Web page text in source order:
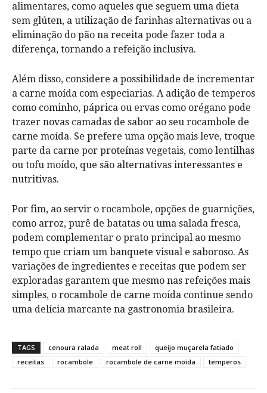
alimentares, como aqueles que seguem uma dieta
sem glúten, a utilização de farinhas alternativas ou a
eliminação do pão na receita pode fazer toda a
diferença, tornando a refeição inclusiva.
Além disso, considere a possibilidade de incrementar
a carne moída com especiarias. A adição de temperos
como cominho, páprica ou ervas como orégano pode
trazer novas camadas de sabor ao seu rocambole de
carne moída. Se prefere uma opção mais leve, troque
parte da carne por proteínas vegetais, como lentilhas
ou tofu moído, que são alternativas interessantes e
nutritivas.
Por fim, ao servir o rocambole, opções de guarnições,
como arroz, purê de batatas ou uma salada fresca,
podem complementar o prato principal ao mesmo
tempo que criam um banquete visual e saboroso. As
variações de ingredientes e receitas que podem ser
exploradas garantem que mesmo nas refeições mais
simples, o rocambole de carne moída continue sendo
uma delícia marcante na gastronomia brasileira.
TAGS cenoura ralada meat roll
queijo muçarela fatiado
receitas
rocambole rocambole de carne moida temperos